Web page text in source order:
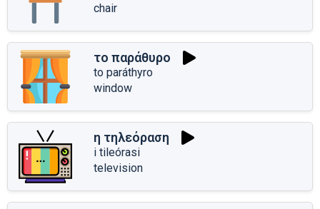
chair
το παράθυρο
to paráthyro
window
η τηλεόραση
i tileórasi
television